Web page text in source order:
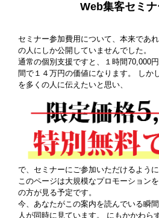
Web集客セミナ
セミナー参加費用について、本来であ
の人にしか公開していませんでした。
通常の個別支援ですと、１時間70,000
間で１４万円の価値になります。 しか
を多くの人に伝えたいと思い、
で、セミナーにご参加いただけるように
このページは大規模なプロモーション
の方が見る予定です。
今、あなたがこの案内を読んでいる瞬
人が同時に見ています。
にもかかわら